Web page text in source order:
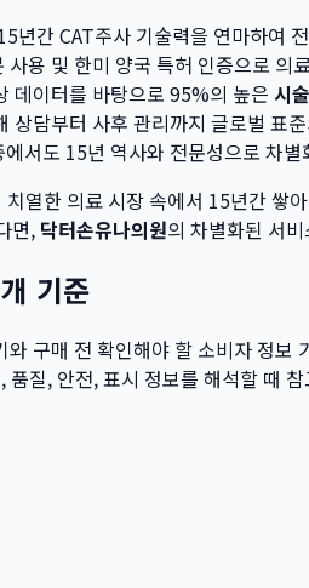
년간 CAT주사 기술력을 연마하여
사용 및 한미 양국 특허 인증으로 의
데이터를 바탕으로 95%의 높은 시
상담부터 사후 관리까지 글로벌 표
에서도 15년 역사와 전문성으로 차
치열한 의료 시장 속에서 15년간 쌓
면, 닥터손유나의원의 차별화된 서
기준
와 구매 전 확인해야 할 소비자 정보
품질, 안전, 표시 정보를 해석할 때